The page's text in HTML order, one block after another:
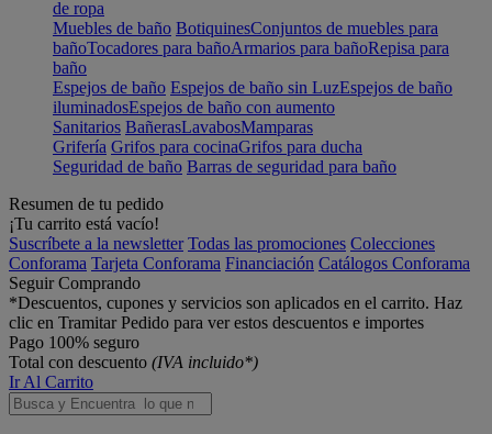
de ropa
Muebles de baño BotiquinesConjuntos de muebles para
bañoTocadores para bañoArmarios para bañoRepisa para
baño
Espejos de baño Espejos de baño sin LuzEspejos de baño
iluminadosEspejos de baño con aumento
Sanitarios BañerasLavabosMamparas
Grifería Grifos para cocinaGrifos para ducha
Seguridad de baño Barras de seguridad para baño
Resumen de tu pedido
¡Tu carrito está vacío!
Suscríbete a la newsletter Todas las promociones Colecciones
Conforama Tarjeta Conforama Financiación Catálogos Conforama
Seguir Comprando
*Descuentos, cupones y servicios son aplicados en el carrito. Haz
clic en Tramitar Pedido para ver estos descuentos e importes
Pago 100% seguro
Total con descuento (IVA incluido*)
Ir Al Carrito